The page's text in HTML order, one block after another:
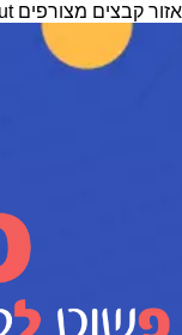
אזור קבצים מצורפים Done.Got it, thanks!Thanks, I'll check it out.